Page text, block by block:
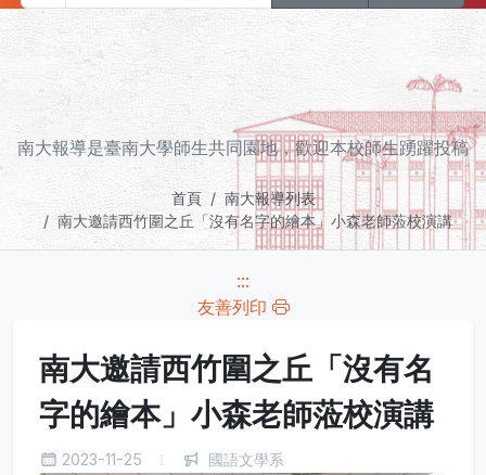
南大報導是臺南大學師生共同園地，歡迎本校師生踴躍投稿
首頁
南大報導列表
南大邀請西竹圍之丘「沒有名字的繪本」小森老師蒞校演講
:::
友善列印
南大邀請西竹圍之丘「沒有名
字的繪本」小森老師蒞校演講
2023-11-25 國語文學系